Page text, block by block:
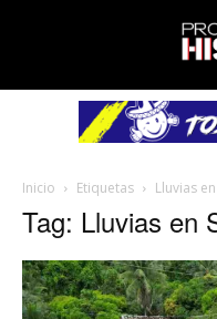
Inicio Etiquetas Lluvias
Tag: Lluvias en